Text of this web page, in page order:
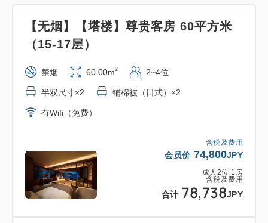
含税及费用
会员价 74,800JPY
成人 2位 1 房
含税及费用
合计 78,738JPY
【无烟】【塔楼】尊贵客房 60平方米
（15-17层）
禁烟 60.00m2 2~4位
半双尺寸×2 铺棉被（日式）×2
有Wifi（免费）